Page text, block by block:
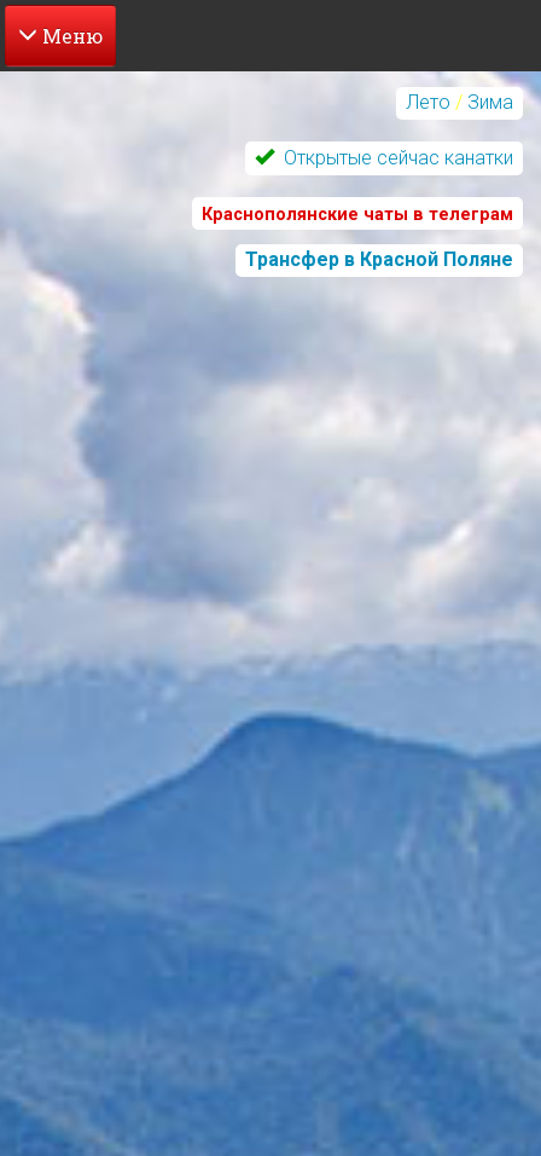
Перейти
Лето / Зима
Открытые сейчас канатки
Краснополянские чаты в телеграм
Трансфер в Красной Поляне